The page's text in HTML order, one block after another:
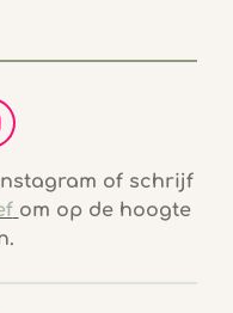
of schrijf
om op de hoogte